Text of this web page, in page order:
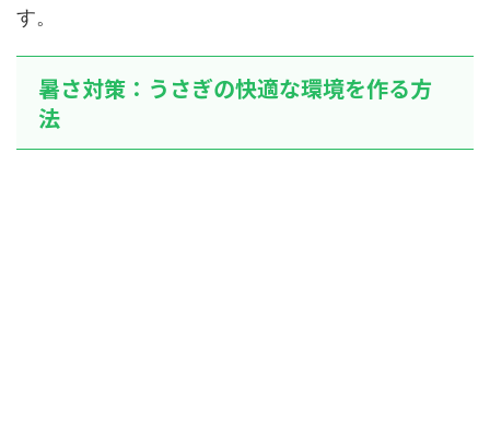
す。
暑さ対策：うさぎの快適な環境を作る方
法